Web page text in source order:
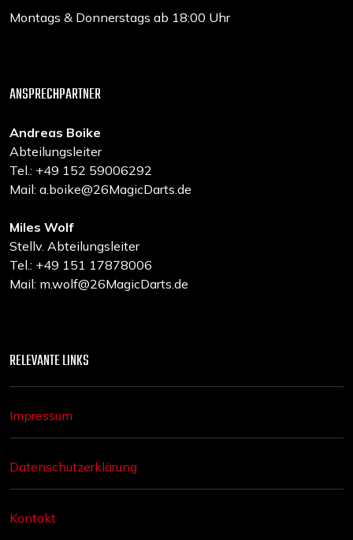
Montags & Donnerstags ab 18:00 Uhr
ANSPRECHPARTNER
Andreas Boike
Abteilungsleiter
Tel.: +49 152 59006292
Mail: a.boike@26MagicDarts.de
Miles Wolf
Stellv. Abteilungsleiter
Tel.: +49 151 17878006
Mail: m.wolf@26MagicDarts.de
RELEVANTE LINKS
Impressum
Datenschutzerklärung
Kontakt